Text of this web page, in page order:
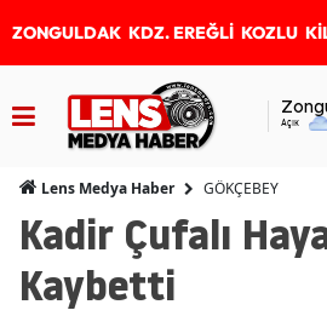
ZONGULDAK KDZ. EREĞLİ KOZLU
Açık
Lens Medya Haber GÖKÇEBEY
Kadir Çufalı
Kaybetti